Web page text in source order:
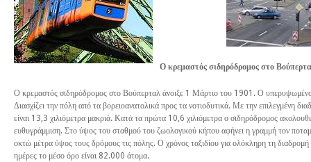
Ο κρεμαστός σιδηρόδρομος στο
Ο κρεμαστός σιδηρόδρομος στο Βούπερταλ άνοιξε 1 Μάρτιο του 1901. Ο
Διασχίζει την πόλη από τα βορειοανατολικά προς τα νοτιοδυτικά. Με την επιλεγμένη
είναι 13,3 χιλιόμετρα μακριά. Κατά τα πρώτα 10,6 χιλιόμετρα ο σιδηρόδρομος
ευθυγράμμιση. Στο ύψος του σταθμού του ζωολογικού κήπου αφήνει η γραμμή τον
οκτώ μέτρα ύψος τους δρόμους τις πόλης. Ο χρόνος ταξιδίου για ολόκληρη τη
ημέρες το μέσο όρο είναι 82.000 άτομα.